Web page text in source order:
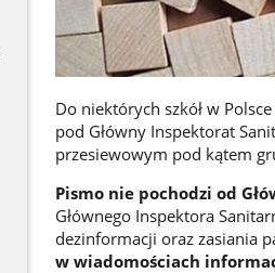
Do niektórych szkół w
pod Główny Inspektorat
przesiewowym pod kątem
Pismo nie pochodzi od
Głównego Inspektora
dezinformacji oraz zasiania
w wiadomościach